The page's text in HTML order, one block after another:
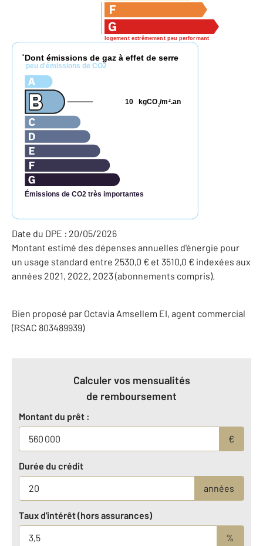
logement extrêmement peu performant
* Dont émissions de gaz à effet de serre
peu d'émissions de CO2
Émissions de CO2 très importantes
kgCO2/m 2.an
10
Date du DPE : 20/05/2026
Montant estimé des dépenses annuelles d'énergie pour
un usage standard entre 2530,0 € et 3510,0 € indexées aux
années 2021, 2022, 2023 (abonnements compris).
Bien proposé par Octavia Amsellem EI, agent commercial
(RSAC 803489939)
Calculer vos mensualités
de remboursement
Montant du prêt :
€
Durée du crédit
années
Taux d'intérêt (hors assurances)
%